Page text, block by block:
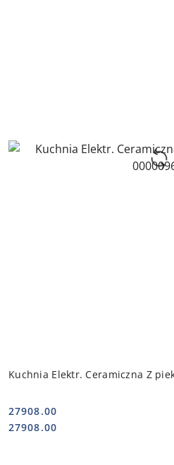
Kuchnia Elektr. Ceramiczna Z
Cena:
27908.00
Cena:
27908.00